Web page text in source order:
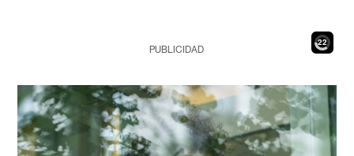
20
PUBLICIDAD